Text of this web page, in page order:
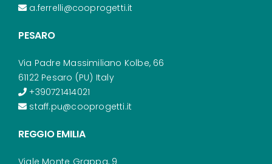
a.ferrelli@cooprogetti.it
PESARO
Via Padre Massimiliano Kolbe, 66
61122 Pesaro (PU) Italy
+390721414021
staff.pu@cooprogetti.it
REGGIO EMILIA